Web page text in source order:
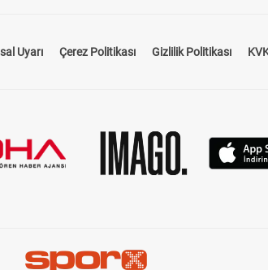
Uyarı Çerez Politikası Gizlilik Politikası